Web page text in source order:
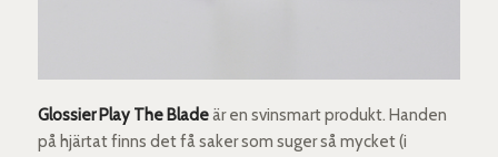
Glossier Play The Bladeär en svinsmart produkt. Handen
på hjärtat finns det få saker som suger så mycket (i